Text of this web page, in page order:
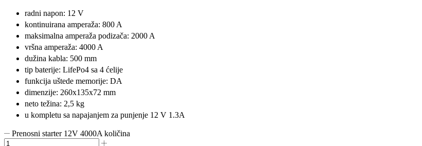
radni napon: 12 V
kontinuirana amperaža: 800 A
maksimalna amperaža podizača: 2000 A
vršna amperaža: 4000 A
dužina kabla: 500 mm
tip baterije: LifePo4 sa 4 ćelije
funkcija uštede memorije: DA
dimenzije: 260x135x72 mm
neto težina: 2,5 kg
u kompletu sa napajanjem za punjenje 12 V 1.3A
Prenosni starter 12V 4000A količina